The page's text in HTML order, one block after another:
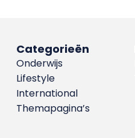
Categorieën
Onderwijs
Lifestyle
International
Themapagina’s